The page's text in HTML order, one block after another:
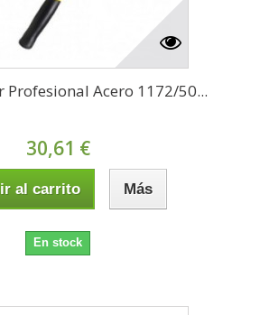
Profesional Acero 1172/50...
30,61 €
al carrito Más
En stock